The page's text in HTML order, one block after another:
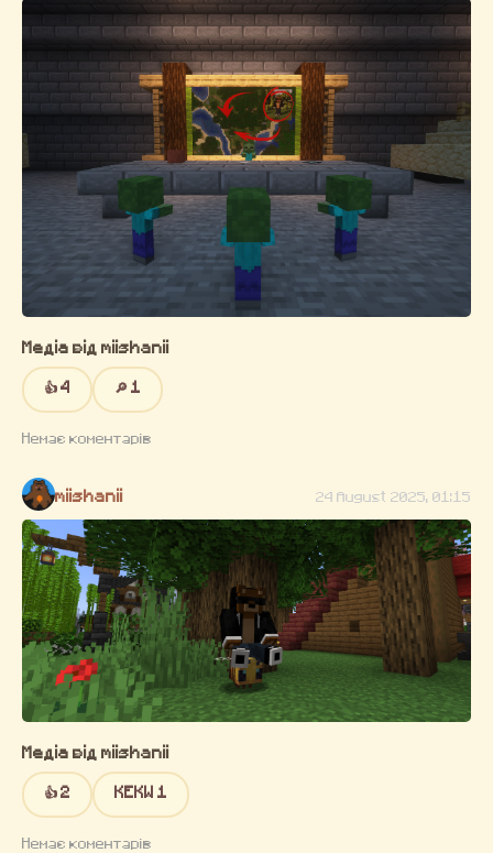
Медіа від miishanii
👍 4 🔎 1
Немає коментарів
miishanii 24 August 2025, 01:15
Медіа від miishanii
👍 2 KEKW 1
Немає коментарів